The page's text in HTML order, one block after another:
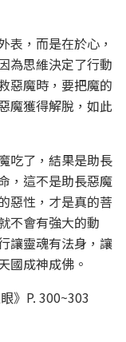
表，而是在於心，
為思維決定了行動
惡魔時，要把魔的
魔獲得解脫，如此
吃了，結果是助長
，這不是助長惡魔
惡性，才是真的菩
不會有強大的動
讓靈魂有法身，讓
國成神成佛。
》P. 300~303